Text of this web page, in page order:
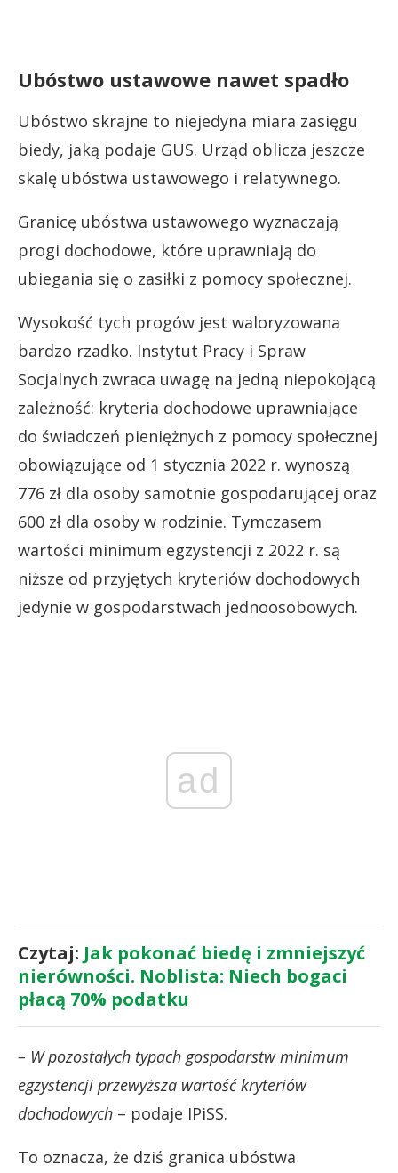
Ubóstwo ustawowe nawet spadło
Ubóstwo skrajne to niejedyna miara zasięgu
biedy, jaką podaje GUS. Urząd oblicza jeszcze
skalę ubóstwa ustawowego i relatywnego.
Granicę ubóstwa ustawowego wyznaczają
progi dochodowe, które uprawniają do
ubiegania się o zasiłki z pomocy społecznej.
Wysokość tych progów jest waloryzowana
bardzo rzadko. Instytut Pracy i Spraw
Socjalnych zwraca uwagę na jedną niepokojącą
zależność: kryteria dochodowe uprawniające
do świadczeń pieniężnych z pomocy społecznej
obowiązujące od 1 stycznia 2022 r. wynoszą
776 zł dla osoby samotnie gospodarującej oraz
600 zł dla osoby w rodzinie. Tymczasem
wartości minimum egzystencji z 2022 r. są
niższe od przyjętych kryteriów dochodowych
jedynie w gospodarstwach jednoosobowych.
ad
Czytaj: Jak pokonać biedę i zmniejszyć
nierówności. Noblista: Niech bogaci
płacą 70% podatku
– W pozostałych typach gospodarstw minimum
egzystencji przewyższa wartość kryteriów
dochodowych – podaje IPiSS.
To oznacza, że dziś granica ubóstwa